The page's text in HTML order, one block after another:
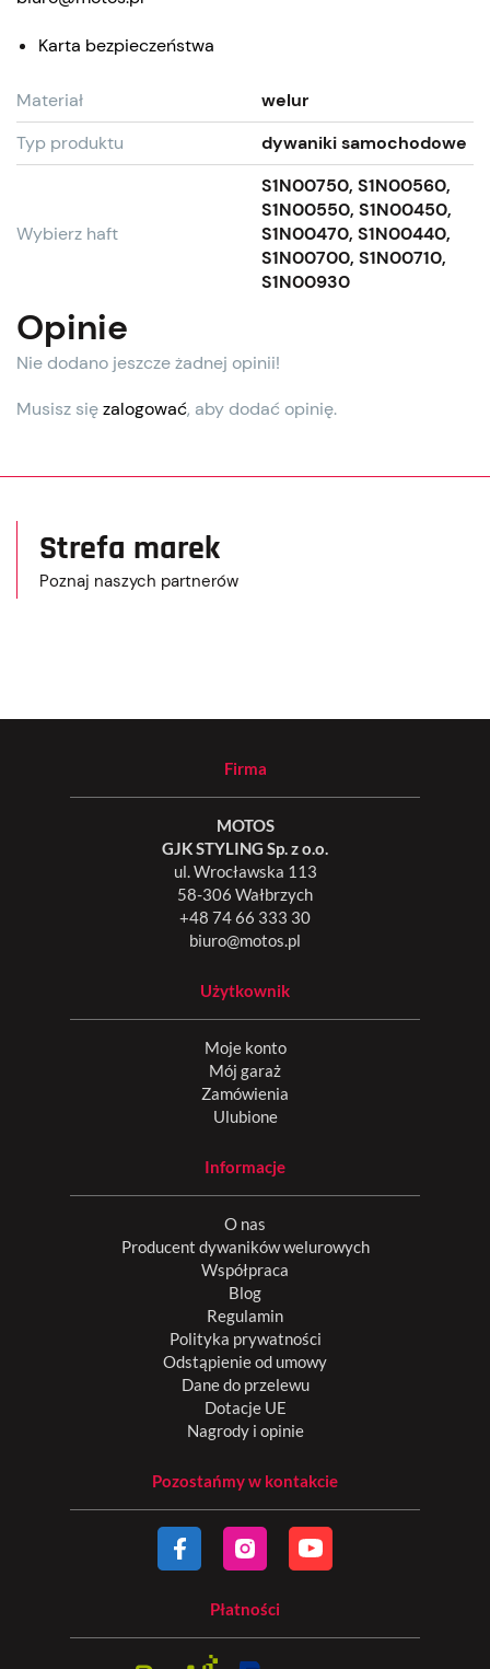
Karta bezpieczeństwa
Materiał
welur
Typ produktu
dywaniki samochodowe
Wybierz haft
S1N00750, S1N00560,
S1N00550, S1N00450,
S1N00470, S1N00440,
S1N00700, S1N00710,
S1N00930
Opinie
Nie dodano jeszcze żadnej opinii!
Musisz sięzalogować, aby dodać opinię.
Strefa marek
Poznaj naszych partnerów
Firma
MOTOS
GJK STYLING Sp. z o.o.
ul. Wrocławska 113
58-306 Wałbrzych
+48 74 66 333 30
biuro@motos.pl
Użytkownik
Moje konto
Mój garaż
Zamówienia
Ulubione
Informacje
O nas
Producent dywaników welurowych
Współpraca
Blog
Regulamin
Polityka prywatności
Odstąpienie od umowy
Dane do przelewu
Dotacje UE
Nagrody i opinie
Pozostańmy w kontakcie
Płatności